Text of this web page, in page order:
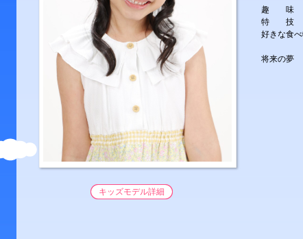
キッズモデル詳細
趣 味
特 技
好きな食
将来の夢